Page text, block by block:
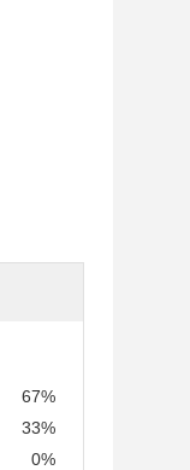
67%
33%
0%